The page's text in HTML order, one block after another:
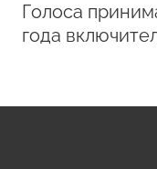
Голоса
года